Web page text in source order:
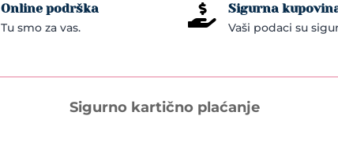
Online podrška
Tu smo za vas.  Sigurna
Vaši podaci su
Sigurno kartično plaćanje